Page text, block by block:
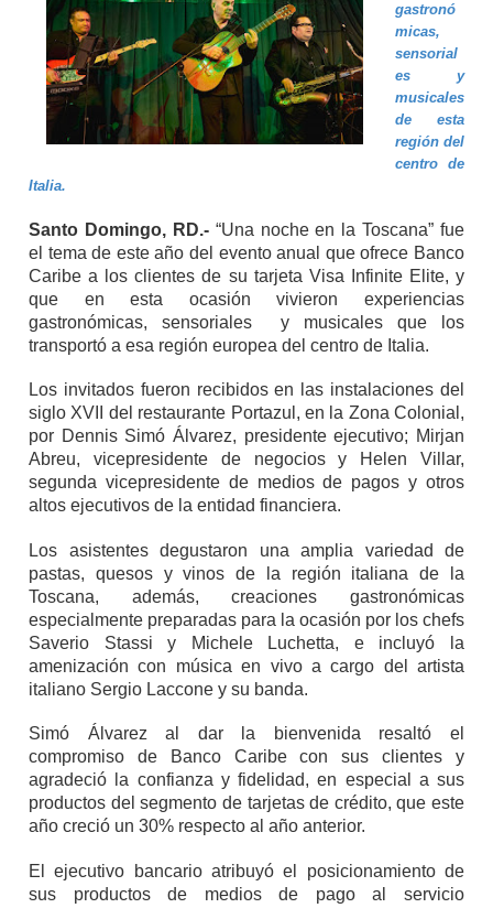
gastronó
micas,
sensorial
es y
musicales
de esta
región del
centro de
Italia.
Santo Domingo, RD.-“Una noche en la Toscana” fue
el tema de este año del evento anual que ofrece Banco
Caribe a los clientes de su tarjeta Visa Infinite Elite, y
que en esta ocasión vivieron experiencias
gastronómicas, sensoriales y musicales que los
transportó a esa región europea del centro de Italia.
Los invitados fueron recibidos en las instalaciones del
siglo XVII del restaurante Portazul, en la Zona Colonial,
por Dennis Simó Álvarez, presidente ejecutivo; Mirjan
Abreu, vicepresidente de negocios y Helen Villar,
segunda vicepresidente de medios de pagos y otros
altos ejecutivos de la entidad financiera.
Los asistentes degustaron una amplia variedad de
pastas, quesos y vinos de la región italiana de la
Toscana, además, creaciones gastronómicas
especialmente preparadas para la ocasión por los chefs
Saverio Stassi y Michele Luchetta, e incluyó la
amenización con música en vivo a cargo del artista
italiano Sergio Laccone y su banda.
Simó Álvarez al dar la bienvenida resaltó el
compromiso de Banco Caribe con sus clientes y
agradeció la confianza y fidelidad, en especial a sus
productos del segmento de tarjetas de crédito, que este
año creció un 30% respecto al año anterior.
El ejecutivo bancario atribuyó el posicionamiento de
sus productos de medios de pago al servicio